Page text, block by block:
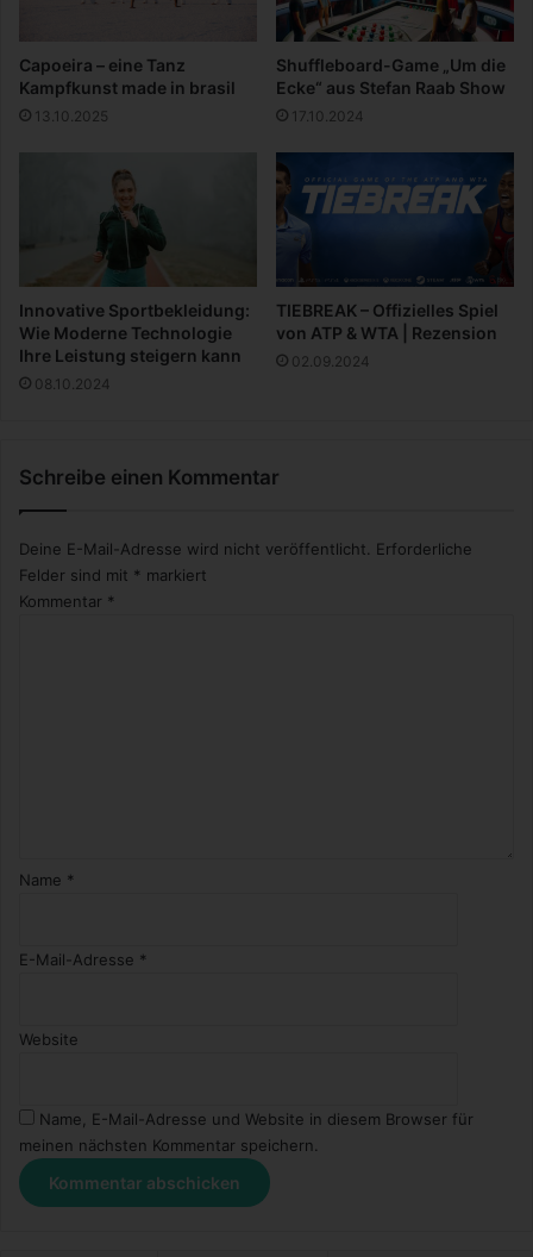
Capoeira – eine Tanz
Kampfkunst made in brasil
13.10.2025
Shuffleboard-Game „Um die
Ecke“ aus Stefan Raab Show
17.10.2024
Innovative Sportbekleidung:
Wie Moderne Technologie
Ihre Leistung steigern kann
08.10.2024
TIEBREAK – Offizielles Spiel
von ATP & WTA | Rezension
02.09.2024
Schreibe einen Kommentar
Deine E-Mail-Adresse wird nicht veröffentlicht.
Erforderliche
Felder sind mit * markiert
Kommentar *
Name *
E-Mail-Adresse *
Website
Name, E-Mail-Adresse und Website in diesem Browser für
meinen nächsten Kommentar speichern.